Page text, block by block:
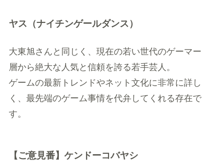
ヤス（ナイチンゲールダンス）
大東旭さんと同じく、現在の若い世代のゲーマー
層から絶大な人気と信頼を誇る若手芸人。
ゲームの最新トレンドやネット文化に非常に詳し
く、最先端のゲーム事情を代弁してくれる存在で
す。
【ご意見番】ケンドーコバヤシ